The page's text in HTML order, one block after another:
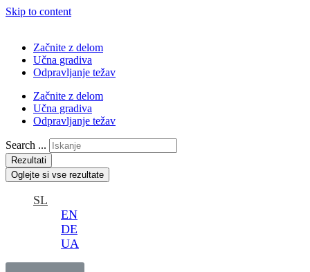
Skip to content
Začnite z delom
Učna gradiva
Odpravljanje težav
Začnite z delom
Učna gradiva
Odpravljanje težav
Search ...
Rezultati
Oglejte si vse rezultate
SL
EN
DE
UA